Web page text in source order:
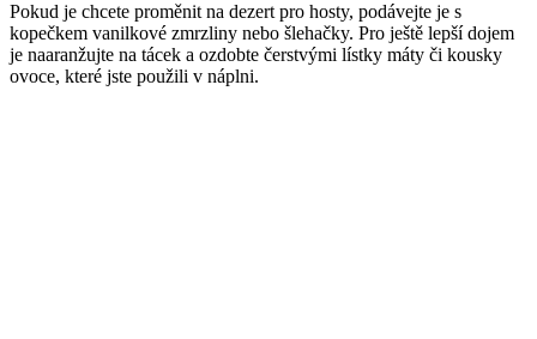
Pokud je chcete proměnit na dezert pro hosty, podávejte je s
kopečkem vanilkové zmrzliny nebo šlehačky. Pro ještě lepší dojem
je naaranžujte na tácek a ozdobte čerstvými lístky máty či kousky
ovoce, které jste použili v náplni.